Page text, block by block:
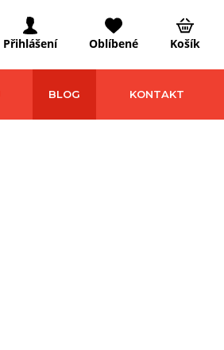
Přihlášení Oblíbené Košík
BLOG KONTAKT